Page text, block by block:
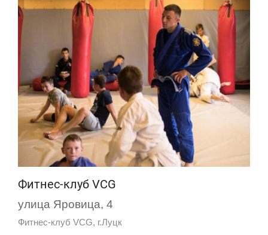
Фитнес-клуб VCG
улица Яровица, 4
Фитнес-клуб VCG, г.Луцк